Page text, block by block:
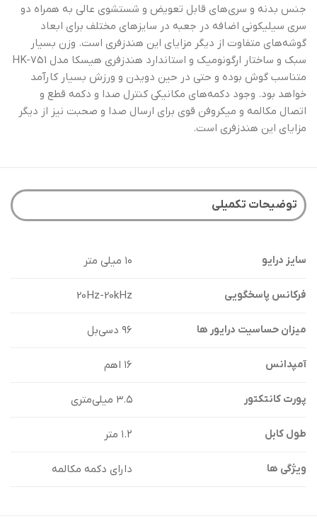
جنس بدنه و سری‌های قابل تعویض و شستشوی عالی به همراه دو
سری سیلیکونی اضافه در جعبه در سایزهای مختلف برای ابعاد
گوشه‌های متفاوت از دیگر مزایای این هندزفری است. وزن بسیار
سبک و ساختار ارگونومیک و استاندارد هندزفری هیسکا مدل HK-751
متناسب گوش بوده و حتی در حین دویدن و ورزش بسیار کارآمد
خواهد بود. وجود دکمه‌های مکانیکی کنترل صدا و دکمه قطع و
اتصال مکالمه و میکروفن قوی برای ارسال صدا و صحبت نیز از دیگر
مزایای این هندزفری است.
توضیحات تکمیلی
سایز درایو ۱۰ میلی متر
فرکانس پاسخگویی 20Hz-20kHz
میزان حساسیت درایور ها ۹۶ دسی‌بل
آمپدانس ۱۶ اهم
پورت کانتکتور ۳.۵ میلی‌متری
طول کابل ۱.۲ متر
ویژگی ها دارای دکمه مکالمه